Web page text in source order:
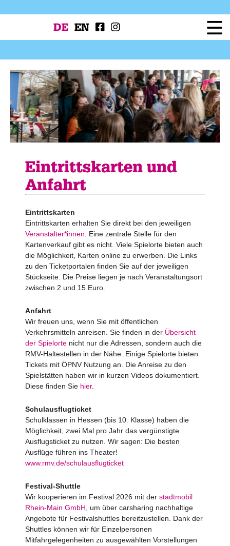
DE EN
Programm
Workshops
Festivalprojekte
Presse
Eintrittskarten und
Anfahrt
Eintrittskarten
Eintrittskarten erhalten Sie direkt bei den jeweiligen
Veranstalter*innen . Eine zentrale Stelle für den
Kartenverkauf gibt es nicht. Viele Spielorte bieten auch
die Möglichkeit, Karten online zu erwerben. Die Links
zu den Ticketportalen finden Sie auf der jeweiligen
Stückseite. Die Preise liegen je nach Veranstaltungsort
zwischen 2 und 15 Euro.
Anfahrt
Wir freuen uns, wenn Sie mit öffentlichen
Verkehrsmitteln anreisen. Sie finden in der Übersicht
der Spielorte nicht nur die Adressen, sondern auch die
RMV-Haltestellen in der Nähe. Einige Spielorte bieten
Tickets mit ÖPNV Nutzung an. Die Anreise zu den
Spielstätten haben wir in kurzen Videos dokumentiert.
Diese finden Sie hier.
Schulausflugticket
Schulklassen in Hessen (bis 10. Klasse) haben die
Möglichkeit, zwei Mal pro Jahr das vergünstigte
Ausflugsticket zu nutzen. Wir sagen: Die besten
Ausflüge führen ins Theater!
www.rmv.de/schulausflugticket
Festival-Shuttle
Wir kooperieren im Festival 2026 mit derstadtmobil
Rhein-Main GmbH , um über carsharing nachhaltige
Angebote für Festivalshuttles bereitzustellen. Dank der
Shuttles können wir für Einzelpersonen
Mitfahrgelegenheiten zu ausgewählten Vorstellungen